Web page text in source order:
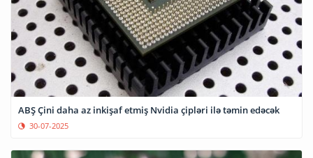
ABŞ Çini daha az inkişaf etmiş Nvidia çipləri ilə təmin edəcək
30-07-2025